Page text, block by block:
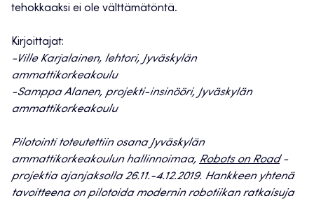
tehokkaaksi ei ole välttämätöntä.
Kirjoittajat:
-Ville Karjalainen, lehtori, Jyväskylän
ammattikorkeakoulu
-Samppa Alanen, projekti-insinööri, Jyväskylän
ammattikorkeakoulu
Pilotointi toteutettiin osana Jyväskylän
ammattikorkeakoulun hallinnoimaa, Robots on Road-
projektia ajanjaksolla 26.11.-4.12.2019. Hankkeen yhtenä
tavoitteena on pilotoida modernin robotiikan ratkaisuja